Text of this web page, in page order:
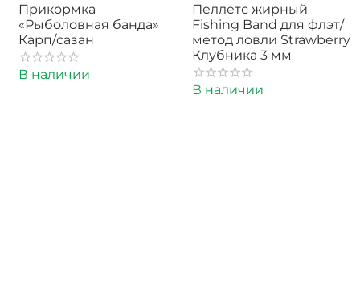
Прикормка
«Рыболовная банда»
Карп/сазан
В наличии
Пеллетс жирный
Fishing Band для флэт/
метод ловли Strawberry
Клубника 3 мм
В наличии